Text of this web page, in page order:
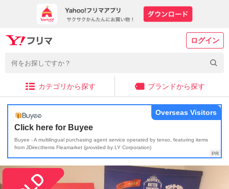
ログイン
カテゴリから探す ブランドから探す
Click here for Buyee
Buyee - A multilingual purchasing agent service operated by tenso, featuring items
from JDirectItems Fleamarket (provided by LY Corporation)
Overseas Visitors